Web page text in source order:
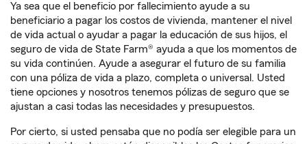
Ya sea que el beneficio por fallecimiento ayude a su
beneficiario a pagar los costos de vivienda, mantener el nivel
de vida actual o ayudar a pagar la educación de sus hijos, el
seguro de vida de State Farm® ayuda a que los momentos de
su vida continúen. Ayude a asegurar el futuro de su familia
con una póliza de vida a plazo, completa o universal. Usted
tiene opciones y nosotros tenemos pólizas de seguro que se
ajustan a casi todas las necesidades y presupuestos.
Por cierto, si usted pensaba que no podía ser elegible para un